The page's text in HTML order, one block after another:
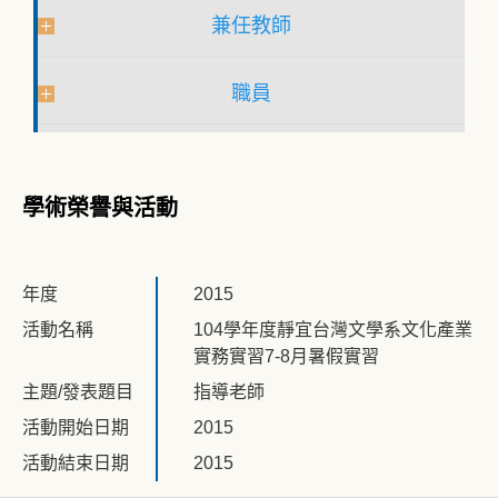
兼任教師
職員
學術榮譽與活動
年度
2015
活動名稱
104學年度靜宜台灣文學系文化產業
實務實習7-8月暑假實習
主題/發表題目
指導老師
活動開始日期
2015
活動結束日期
2015